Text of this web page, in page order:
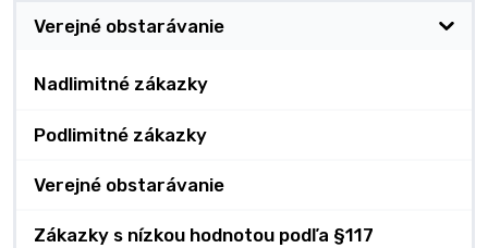
Verejné obstarávanie
Nadlimitné zákazky
Podlimitné zákazky
Verejné obstarávanie
Zákazky s nízkou hodnotou podľa §117